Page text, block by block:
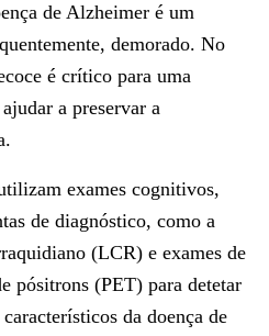
de Alzheimer é um
demorado. No
é crítico para uma
a preservar a
exames cognitivos,
de diagnóstico, como a
(LCR) e exames de
pósitrons (PET) para detetar
da doença de